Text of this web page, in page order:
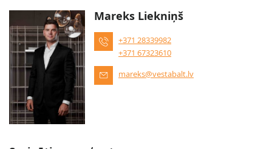
Mareks Liekniņš
+371 28339982
+371 67323610
mareks@vestabalt.lv